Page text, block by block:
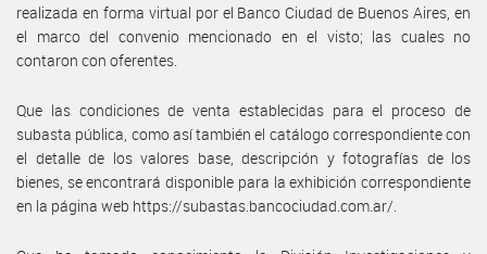
realizada en forma virtual por el Banco Ciudad de Buenos Aires, en
el marco del convenio mencionado en el visto; las cuales no
contaron con oferentes.
Que las condiciones de venta establecidas para el proceso de
subasta pública, como así también el catálogo correspondiente con
el detalle de los valores base, descripción y fotografías de los
bienes, se encontrará disponible para la exhibición correspondiente
en la página web https://subastas.bancociudad.com.ar/.